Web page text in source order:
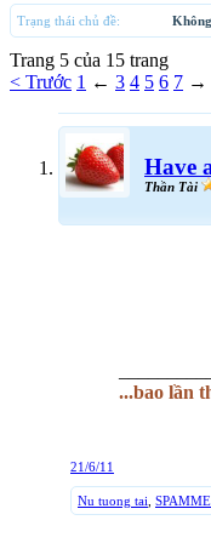
Trạng thái chủ đề:
Trang 5 của 15 trang
< Trước 1 ← 3 4 5 6 7 →
Have
Thần Tài
...bao lần
21/6/11
Nu tuong tai